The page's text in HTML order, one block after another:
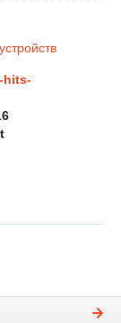
hits-